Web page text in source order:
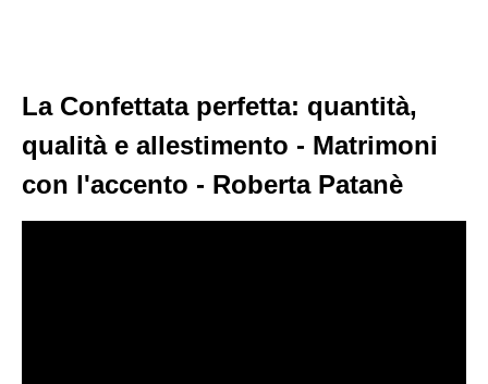
La Confettata perfetta: quantità,
qualità e allestimento - Matrimoni
con l'accento - Roberta Patanè